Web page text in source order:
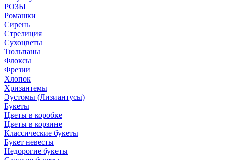
РОЗЫ
Ромашки
Сирень
Стрелиция
Сухоцветы
Тюльпаны
Флоксы
Фрезии
Хлопок
Хризантемы
Эустомы (Лизиантусы)
Букеты
Цветы в коробке
Цветы в корзине
Классические букеты
Букет невесты
Недорогие букеты